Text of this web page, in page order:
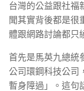
台灣的公益跟社福
聞其實背後都是很
體跟網路討論都只
首先是馬英九總統
公司環鋼科技公司
暫身障過」。這句